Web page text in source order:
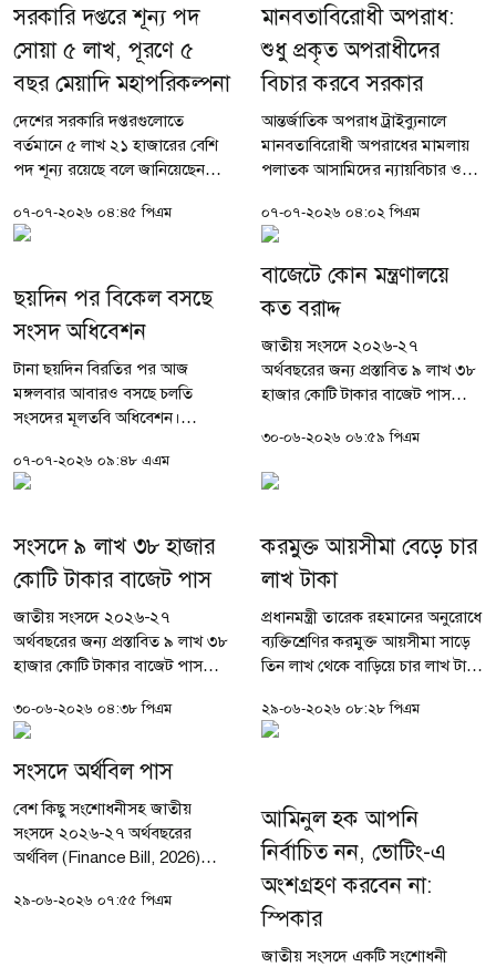
সরকারি দপ্তরে শূন্য পদ
সোয়া ৫ লাখ, পূরণে ৫
বছর মেয়াদি মহাপরিকল্পনা
দেশের সরকারি দপ্তরগুলোতে
বর্তমানে ৫ লাখ ২১ হাজারের বেশি
পদ শূন্য রয়েছে বলে জানিয়েছেন
বারী। তবে এসব শূন্য পদ দ্রুত পূরণে
সরকার ইতোমধ্যে ৬ মাস, ১ বছর ও
০৭-০৭-২০২৬ ০৪:৪৫ পিএম
মানবতাবিরোধী অপরাধ:
শুধু প্রকৃত অপরাধীদের
বিচার করবে সরকার
আন্তর্জাতিক অপরাধ ট্রাইব্যুনালে
মানবতাবিরোধী অপরাধের মামলায়
পলাতক আসামিদের ন্যায়বিচার ও
করতে রাষ্ট্রীয় খরচে ৪৪ জন
আইনজীবী নিয়োগ দেওয়া হয়েছে
বলে...
০৭-০৭-২০২৬ ০৪:০২ পিএম
ছয়দিন পর বিকেল বসছে
সংসদ অধিবেশন
টানা ছয়দিন বিরতির পর আজ
মঙ্গলবার আবারও বসছে চলতি
সংসদের মূলতবি অধিবেশন।
স্পিকার হাফিজ উদ্দিন আহমদের
সভাপতিত্বে অধিবেশন শুরু হবে।
০৭-০৭-২০২৬ ০৯:৪৮ এএম
বাজেটে কোন মন্ত্রণালয়ে
কত বরাদ্দ
জাতীয় সংসদে ২০২৬-২৭
অর্থবছরের জন্য প্রস্তাবিত ৯ লাখ ৩৮
হাজার কোটি টাকার বাজেট পাস
জুলাই) থেকে কার্যকর হবে। নতুন
বাজেটে কর, ভ্যাট ও বিনিয়োগসহ
বিভিন্ন খাতে বেশ...
৩০-০৬-২০২৬ ০৬:৫৯ পিএম
সংসদে ৯ লাখ ৩৮ হাজার
কোটি টাকার বাজেট পাস
জাতীয় সংসদে ২০২৬-২৭
অর্থবছরের জন্য প্রস্তাবিত ৯ লাখ ৩৮
হাজার কোটি টাকার বাজেট পাস
জুলাই) থেকে কার্যকর হবে। নতুন
বাজেটে কর, ভ্যাট ও বিনিয়োগসহ
বিভিন্ন খাতে বেশ...
৩০-০৬-২০২৬ ০৪:৩৮ পিএম
করমুক্ত আয়সীমা বেড়ে চার
লাখ টাকা
প্রধানমন্ত্রী তারেক রহমানের অনুরোধে
ব্যক্তিশ্রেণির করমুক্ত আয়সীমা সাড়ে
তিন লাখ থেকে বাড়িয়ে চার লাখ টাকা
জমি-ফ্ল্যাট নিবন্ধনে টিআইএন
বাধ্যতামূলক করার...
২৯-০৬-২০২৬ ০৮:২৮ পিএম
সংসদে অর্থবিল পাস
বেশ কিছু সংশোধনীসহ জাতীয়
সংসদে ২০২৬-২৭ অর্থবছরের
অর্থবিল (Finance Bill, 2026)
পাসের মাধ্যমে নতুন অর্থবছরের
২৯-০৬-২০২৬ ০৭:৫৫ পিএম
আমিনুল হক আপনি
নির্বাচিত নন, ভোটিং-এ
অংশগ্রহণ করবেন না:
স্পিকার
জাতীয় সংসদে একটি সংশোধনী